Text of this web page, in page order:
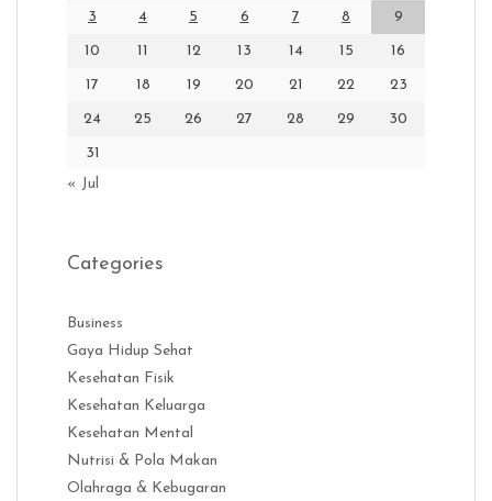
3 4 5 6 7 8 9
10 11 12 13 14 15 16
17 18 19 20 21 22 23
24 25 26 27 28 29 30
31
« Jul
Categories
Business
Gaya Hidup Sehat
Kesehatan Fisik
Kesehatan Keluarga
Kesehatan Mental
Nutrisi & Pola Makan
Olahraga & Kebugaran